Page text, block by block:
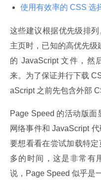
使用有效率的 CSS 选
这些建议根据优先级排
主页时，已知的高优先级
的 JavaScript 文件，然
来。为了保证并行下载
aScript 之前先包含外部
Page Speed 的活动版
网络事件和 JavaScript
要想看看在尝试加载特
多的时间，这是非常有
说，Page Speed 似乎是